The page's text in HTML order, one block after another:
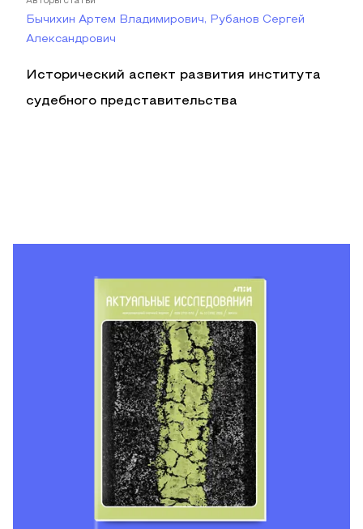
Бычихин Артем Владимирович, Рубанов Сергей
Александрович
Исторический аспект развития института
судебного представительства